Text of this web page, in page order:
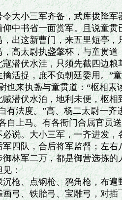
大小三军齐备，武库拨降
中书省一面赏军。且说童
出这新曹门，来五里短亭
高太尉执盏擎杯，与童贯道
潜伏水洼，只须先截四边
活捉，庶不负朝廷委用。”
也来执盏与童贯道：“枢相素
潜伏水泊，地利未便，枢相
有法度。”高、杨二太尉一齐
自上马。有各衙门合属官员
说。大小三军，一齐进发
四队，合后将军监督；左
林军二万，都是御营选拣
见：
枪、点钢枪、鸦角枪，布
弓、铁胎弓、宝雕弓，对